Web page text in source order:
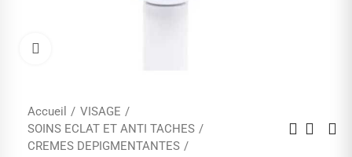
Accueil
VISAGE
SOINS ECLAT ET ANTI TACHES
CREMES DEPIGMENTANTES